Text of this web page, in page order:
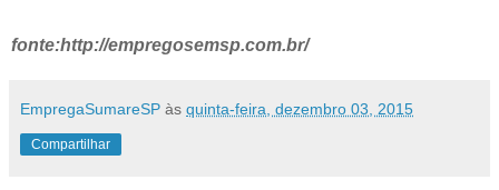
fonte:http://empregosemsp.com.br/
EmpregaSumareSP às quinta-feira, dezembro 03, 2015
Compartilhar